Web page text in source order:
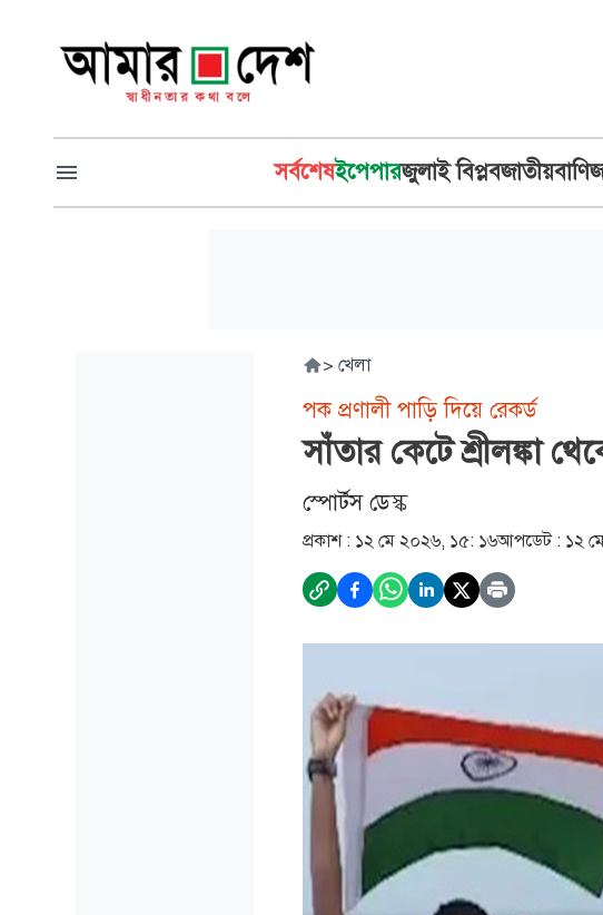
সর্বশেষইপেপারজুলাই বিপ্লবজাতীয়
> খেলা
পক প্রণালী পাড়ি দিয়ে রেকর্ড
সাঁতার কেটে শ্রীলঙ্কা
স্পোর্টস ডেস্ক
প্রকাশ : ১২ মে ২০২৬, ১৫: ১৬আপডেট : ১২